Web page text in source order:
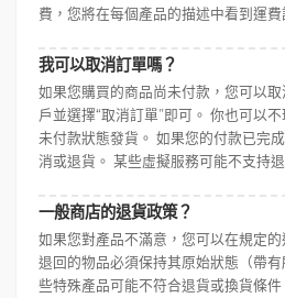
費，您將在每個產品的描述中看到運費
我可以取消訂單嗎？
如果您購買的商品尚未付款，您可以
戶並選擇“取消訂單”即可。 你也可以
未付款狀態發貨。 如果您的付款已完
消或退貨。 某些虛擬服務可能不支持退
一般商店的退貨政策？
如果您對產品不滿意，您可以在規定
退回的物品必須保持其原始狀態（帶
些特殊產品可能不符合退貨或換貨條